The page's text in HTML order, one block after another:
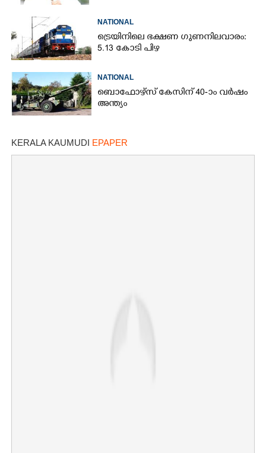
NATIONAL
ട്രെയിനിലെ ഭക്ഷണ ഗുണനിലവാരം:
5.13 കോടി പിഴ
NATIONAL
ബൊഫോഴ്സ് കേസിന് 40-ാം വ‌ർഷം
അന്ത്യം
KERALA KAUMUDI EPAPER